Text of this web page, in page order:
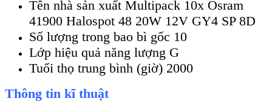
Tên nhà sản xuất Multipack 10x Osram
41900 Halospot 48 20W 12V GY4 SP 8D
Số lượng trong bao bì gốc 10
Lớp hiệu quả năng lượng G
Tuổi thọ trung bình (giờ) 2000
Thông tin kĩ thuật